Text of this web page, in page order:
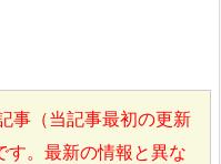
事（当記事最初の更新
す。最新の情報と異な